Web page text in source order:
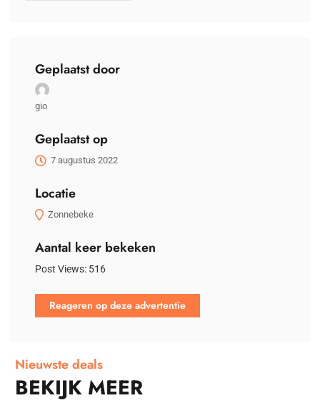
Geplaatst door
gio
Geplaatst op
7 augustus 2022
Locatie
Zonnebeke
Aantal keer bekeken
Post Views: 516
Reageren op deze advertentie
Nieuwste deals
BEKIJK MEER